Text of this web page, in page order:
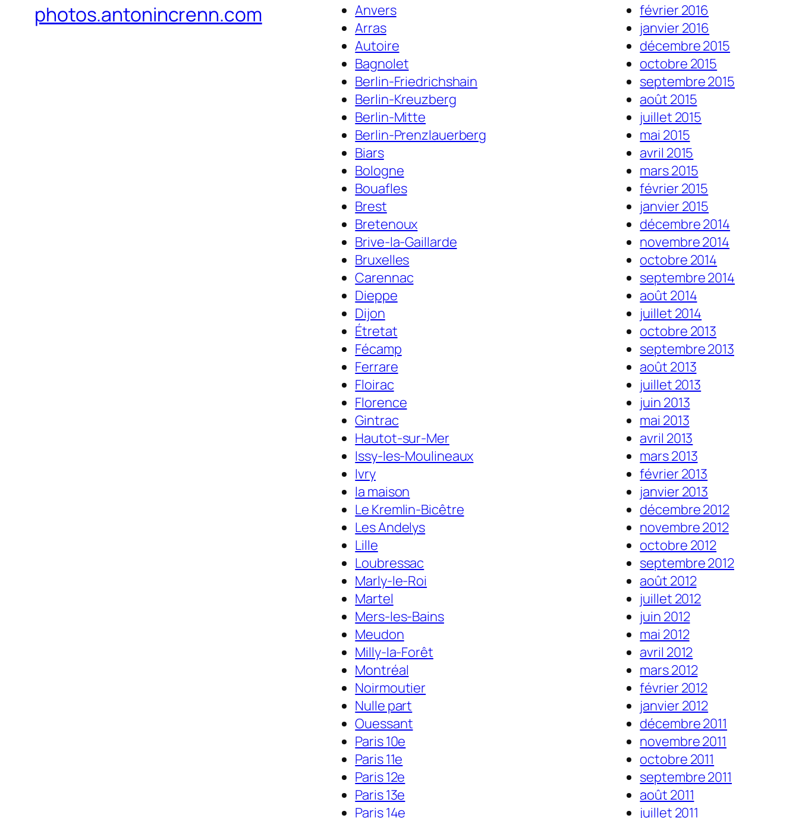
photos.antonincrenn.com
Anvers
Arras
Autoire
Bagnolet
Berlin-Friedrichshain
Berlin-Kreuzberg
Berlin-Mitte
Berlin-Prenzlauerberg
Biars
Bologne
Bouafles
Brest
Bretenoux
Brive-la-Gaillarde
Bruxelles
Carennac
Dieppe
Dijon
Étretat
Fécamp
Ferrare
Floirac
Florence
Gintrac
Hautot-sur-Mer
Issy-les-Moulineaux
Ivry
la maison
Le Kremlin-Bicêtre
Les Andelys
Lille
Loubressac
Marly-le-Roi
Martel
Mers-les-Bains
Meudon
Milly-la-Forêt
Montréal
Noirmoutier
Nulle part
Ouessant
Paris 10e
Paris 11e
Paris 12e
Paris 13e
Paris 14e
février 2016
janvier 2016
décembre 2015
octobre 2015
septembre 2015
août 2015
juillet 2015
mai 2015
avril 2015
mars 2015
février 2015
janvier 2015
décembre 2014
novembre 2014
octobre 2014
septembre 2014
août 2014
juillet 2014
octobre 2013
septembre 2013
août 2013
juillet 2013
juin 2013
mai 2013
avril 2013
mars 2013
février 2013
janvier 2013
décembre 2012
novembre 2012
octobre 2012
septembre 2012
août 2012
juillet 2012
juin 2012
mai 2012
avril 2012
mars 2012
février 2012
janvier 2012
décembre 2011
novembre 2011
octobre 2011
septembre 2011
août 2011
juillet 2011